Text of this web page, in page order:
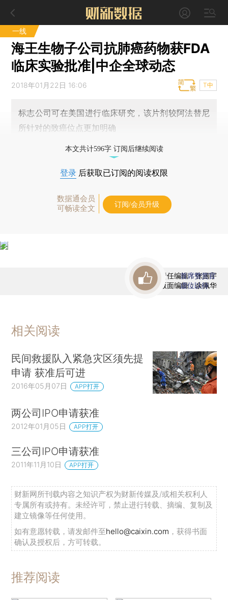
一线
海王生物子公司抗肺癌药物获FDA
临床实验批准|中企全球动态
2018年01月22日 16:06 T中
标志公司可在美国进行临床研究，该片剂较阿法替尼
所针对的致癌位点更加明确
本文共计596字 订阅后继续阅读
登录 后获取已订阅的阅读权限
数据通会员
可畅读全文
订阅/会员升级
责任编辑：张涵宇
版面编辑：余佩华
首席赞赏官
虚位以待
相关阅读
民间救援队入紧急灾区须先提
申请 获准后可进
2016年05月07日 APP打开
两公司IPO申请获准
2012年01月05日 APP打开
三公司IPO申请获准
2011年11月10日 APP打开
财新网所刊载内容之知识产权为财新传媒及/或相关权利人
专属所有或持有。未经许可，禁止进行转载、摘编、复制及
建立镜像等任何使用。
如有意愿转载，请发邮件至hello@caixin.com ，获得书面
确认及授权后，方可转载。
推荐阅读